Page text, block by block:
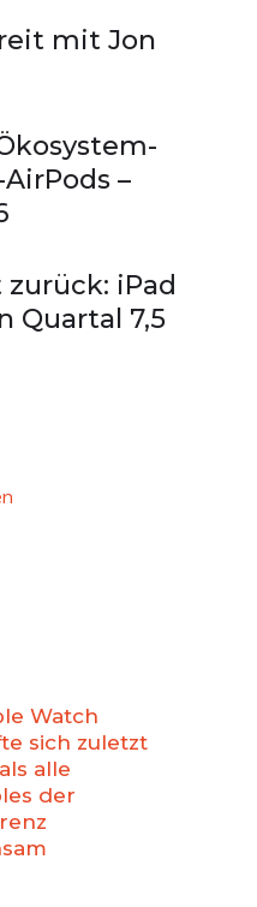
mit Jon
–
iPad
Quartal 7,5
Watch
sich zuletzt
alle
der